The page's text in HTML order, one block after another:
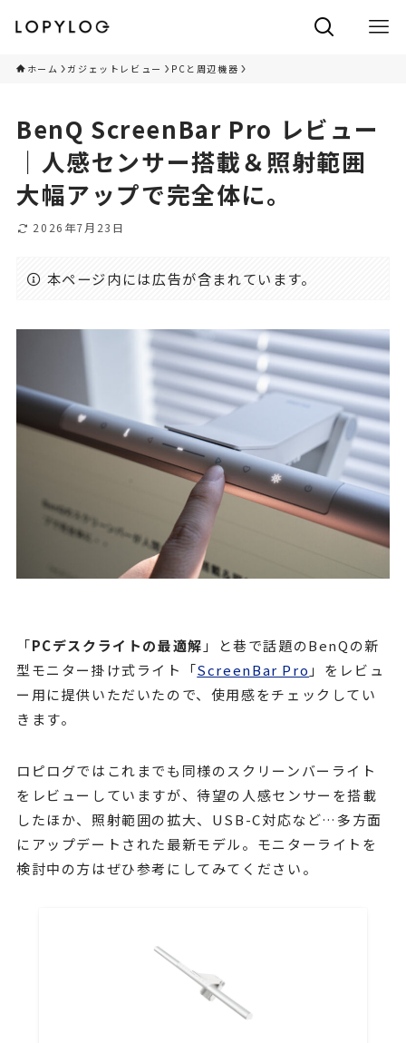
ホーム ガジェットレビュー PCと周辺機器
BenQ ScreenBar Pro レビュー
｜人感センサー搭載＆照射範囲
大幅アップで完全体に。
2026年7月23日
本ページ内には広告が含まれています。
「PCデスクライトの最適解 」と巷で話題のBenQの新
型モニター掛け式ライト「ScreenBar Pro 」をレビュ
ー用に提供いただいたので、使用感をチェックしてい
きます。
ロピログではこれまでも同様のスクリーンバーライト
をレビューしていますが、待望の人感センサーを搭載
したほか、照射範囲の拡大、USB-C対応など…多方面
にアップデートされた最新モデル。モニターライトを
検討中の方はぜひ参考にしてみてください。